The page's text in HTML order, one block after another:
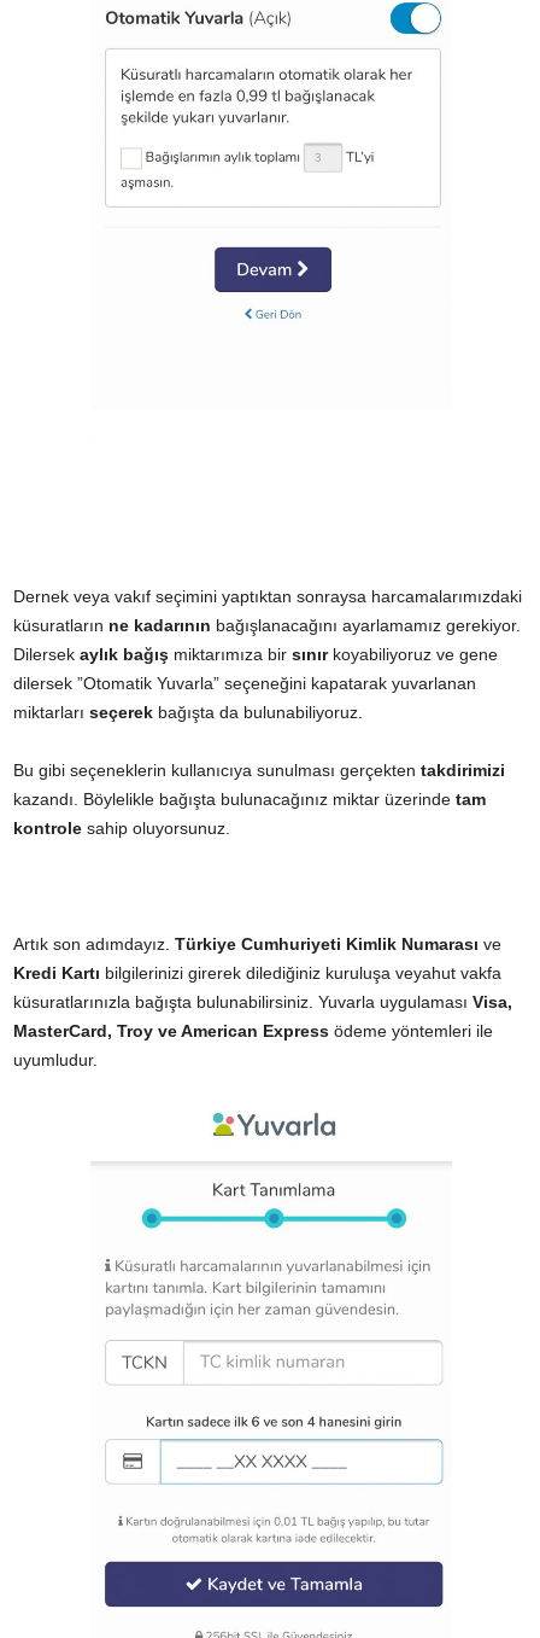
Dernek veya vakıf seçimini yaptıktan sonraysa harcamalarımızdaki
küsuratların ne kadarının bağışlanacağını ayarlamamız gerekiyor.
Dilersek aylık bağış miktarımıza bir sınırkoyabiliyoruz ve gene
dilersek ”Otomatik Yuvarla” seçeneğini kapatarak yuvarlanan
miktarları seçerek bağışta da bulunabiliyoruz.
Bu gibi seçeneklerin kullanıcıya sunulması gerçekten takdirimizi
kazandı. Böylelikle bağışta bulunacağınız miktar üzerinde tam
kontrole sahip oluyorsunuz.
Artık son adımdayız. Türkiye Cumhuriyeti Kimlik Numarası ve
Kredi Kartı bilgilerinizi girerek dilediğiniz kuruluşa veyahut vakfa
küsuratlarınızla bağışta bulunabilirsiniz. Yuvarla uygulaması Visa,
MasterCard, Troy ve American Express ödeme yöntemleri ile
uyumludur.